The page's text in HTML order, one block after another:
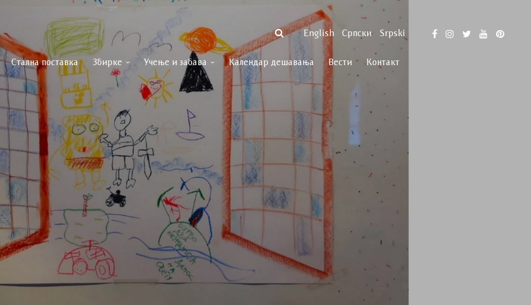
English Српски Srpski
Стална поставка Збирке Учење и забава Календар дешавања Вести Контакт